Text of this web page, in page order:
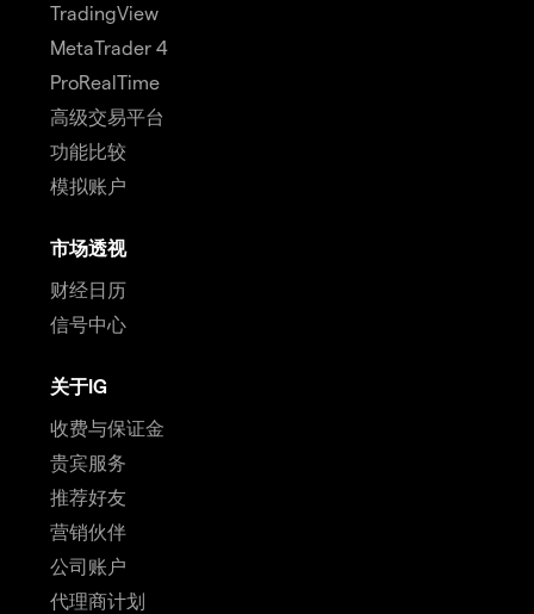
TradingView
MetaTrader 4
ProRealTime
高级交易平台
功能比较
模拟账户
市场透视
财经日历
信号中心
关于IG
收费与保证金
贵宾服务
推荐好友
营销伙伴
公司账户
代理商计划